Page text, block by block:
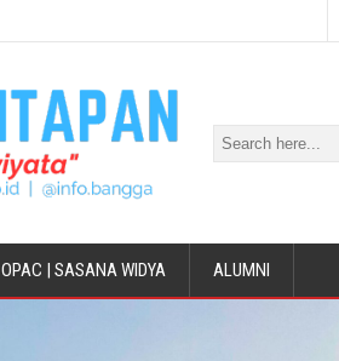
OPAC | SASANA WIDYA ALUMNI